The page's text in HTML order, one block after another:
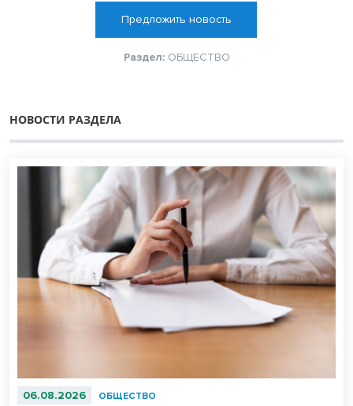
Предложить новость
Раздел: ОБЩЕСТВО
НОВОСТИ РАЗДЕЛА
06.08.2026 ОБЩЕСТВО